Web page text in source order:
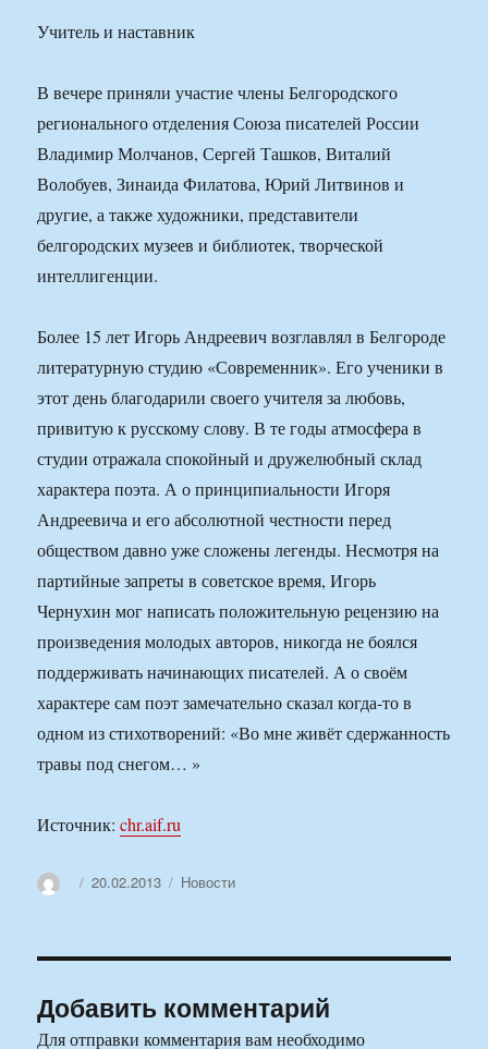
Учитель и наставник
В вечере приняли участие члены Белгородского
регионального отделения Союза писателей России
Владимир Молчанов, Сергей Ташков, Виталий
Волобуев, Зинаида Филатова, Юрий Литвинов и
другие, а также художники, представители
белгородских музеев и библиотек, творческой
интеллигенции.
Более 15 лет Игорь Андреевич возглавлял в Белгороде
литературную студию «Современник». Его ученики в
этот день благодарили своего учителя за любовь,
привитую к русскому слову. В те годы атмосфера в
студии отражала спокойный и дружелюбный склад
характера поэта. А о принципиальности Игоря
Андреевича и его абсолютной честности перед
обществом давно уже сложены легенды. Несмотря на
партийные запреты в советское время, Игорь
Чернухин мог написать положительную рецензию на
произведения молодых авторов, никогда не боялся
поддерживать начинающих писателей. А о своём
характере сам поэт замечательно сказал когда-то в
одном из стихотворений: «Во мне живёт сдержанность
травы под снегом… »
Источник:chr.aif.ru
АвторОпубликовано
20.02.2013 Рубрики
Новости
Добавить комментарий
Для отправки комментария вам необходимо